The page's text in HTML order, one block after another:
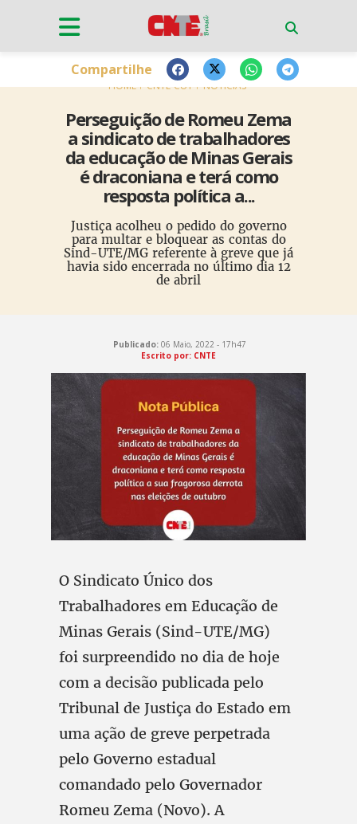
HOME CNTE-CUT NOTÍCIAS
Perseguição de Romeu Zema
a sindicato de trabalhadores
da educação de Minas Gerais
é draconiana e terá como
resposta política a...
Justiça acolheu o pedido do governo
para multar e bloquear as contas do
Sind-UTE/MG referente à greve que já
havia sido encerrada no último dia 12
de abril
Compartilhe
Publicado: 06 Maio, 2022 - 17h47
Escrito por: CNTE
O Sindicato Único dos
Trabalhadores em Educação de
Minas Gerais (Sind-UTE/MG)
foi surpreendido no dia de hoje
com a decisão publicada pelo
Tribunal de Justiça do Estado em
uma ação de greve perpetrada
pelo Governo estadual
comandado pelo Governador
Romeu Zema (Novo). A